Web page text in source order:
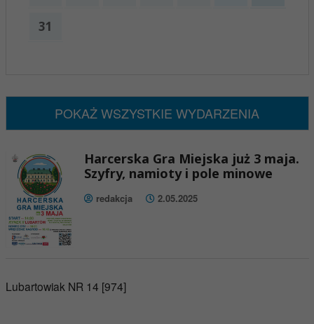
31
POKAŻ WSZYSTKIE WYDARZENIA
Harcerska Gra Miejska już 3 maja.
Szyfry, namioty i pole minowe
redakcja 2.05.2025
Lubartowiak NR 14 [974]